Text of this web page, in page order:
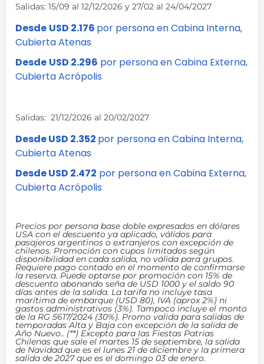
Salidas: 15/09 al 12/12/2026 y 27/02 al 24/04/2027
Desde USD 2.176 por persona en Cabina Interna,
Cubierta Atenas
Desde USD 2.296 por persona en Cabina Externa,
Cubierta Acrópolis
Salidas: 21/12/2026 al 20/02/2027
DesdeUSD 2.352 por persona en Cabina Interna,
Cubierta Atenas
DesdeUSD 2.472 por persona en Cabina Externa,
Cubierta Acrópolis
Precios por persona base doble expresados en dólares
USA con el descuento ya aplicado, válidos para
pasajeros argentinos o extranjeros con excepción de
chilenos. Promoción con cupos limitados según
disponibilidad en cada salida, no válida para grupos.
Requiere pago contado en el momento de confirmarse
la reserva. Puede optarse por promoción con 15% de
descuento abonando seña de USD 1000 y el saldo 90
días antes de la salida. La tarifa no incluye tasa
marítima de embarque (USD 80), IVA (aprox 2%) ni
gastos administrativos (3%). Tampoco incluye el monto
de la RG 5617/2024 (30%). Promo valida para salidas de
temporadas Alta y Baja con excepción de la salida de
Año Nuevo.. (**) Excepto para las Fiestas Patrias
Chilenas que sale el martes 15 de septiembre, la salida
de Navidad que es el lunes 21 de diciembre y la primera
salida de 2027 que es el domingo 03 de enero.